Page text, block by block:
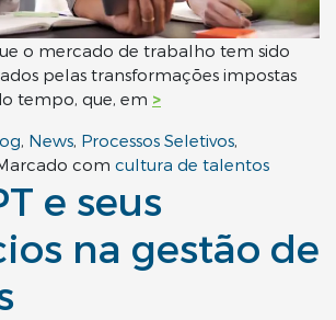
o mercado de trabalho tem sido
pelas transformações impostas
tempo, que, em >
, News, Processos Seletivos,
com cultura de talentos
e seus
na gestão de